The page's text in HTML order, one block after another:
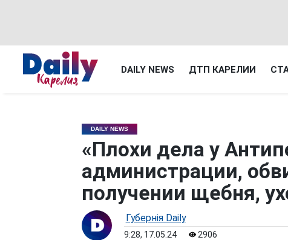
DAILY NEWS ДТП КАРЕЛИИ
DAILY NEWS
«Плохи дела у
администрации,
получении щебня,
Губернiя Daily
9:28, 17.05.24 2906